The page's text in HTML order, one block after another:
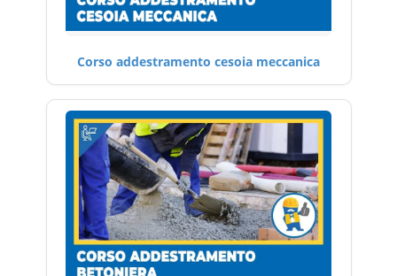
Corso addestramento cesoia meccanica